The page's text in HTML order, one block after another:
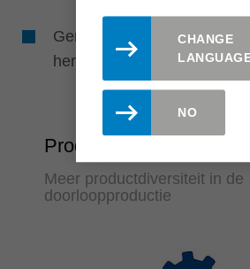
Gereduceerde
herbruikbare HSK-opnames
Productiviteit
Meer productdiversiteit in de
doorloopproductie
CHANGE
NO